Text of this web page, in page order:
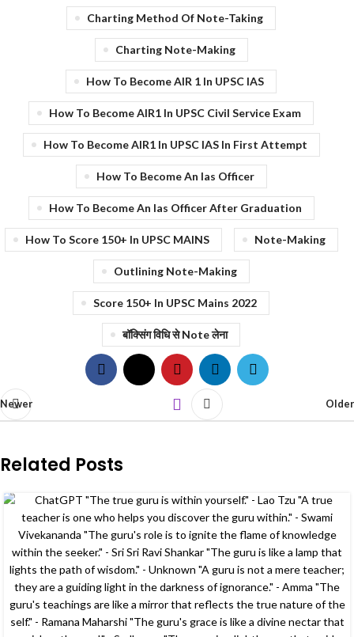
Charting Method Of Note-Taking
Charting Note-Making
How To Become AIR 1 In UPSC IAS
How To Become AIR1 In UPSC Civil Service Exam
How To Become AIR1 In UPSC IAS In First Attempt
How To Become An Ias Officer
How To Become An Ias Officer After Graduation
How To Score 150+ In UPSC MAINS Note-Making
Outlining Note-Making
Score 150+ In UPSC Mains 2022
बॉक्सिंग विधि से Note लेना
Newer Older
Related Posts